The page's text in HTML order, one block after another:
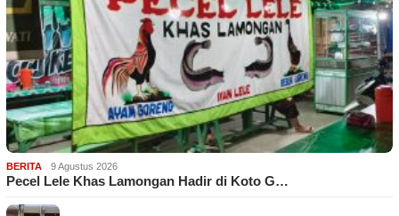
BERITA 9 Agustus 2026
Pecel Lele Khas Lamongan Hadir di Koto G…